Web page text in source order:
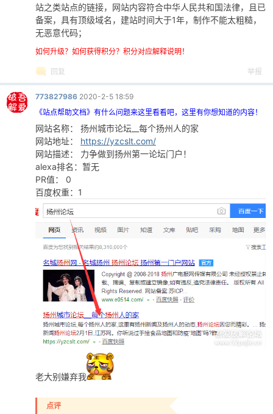
站之类站点的链接，网站内容符合中华人民共和国法律，且已
备案，具有顶级域名，建站时间大于1年，制作不能太粗糙，
无恶意代码；
如何升级？如何获得积分？积分对应解释说明！
回复 举报
773827986 2020-2-5 18:59
《站点帮助文档》有什么问题来这里看看吧，这里有你想知道的内容！
网站名称： 扬州城市论坛__每个扬州人的家
网站地址： https://yzcslt.com/
网站描述： 力争做到扬州第一论坛门户！
alexa排名：暂无
PR值： 0
百度权重：1
老大别嫌弃我
点评